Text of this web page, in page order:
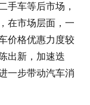
手车等后市场，
在市场层面，一
价格优惠力度较
出新，加速迭
一步带动汽车消